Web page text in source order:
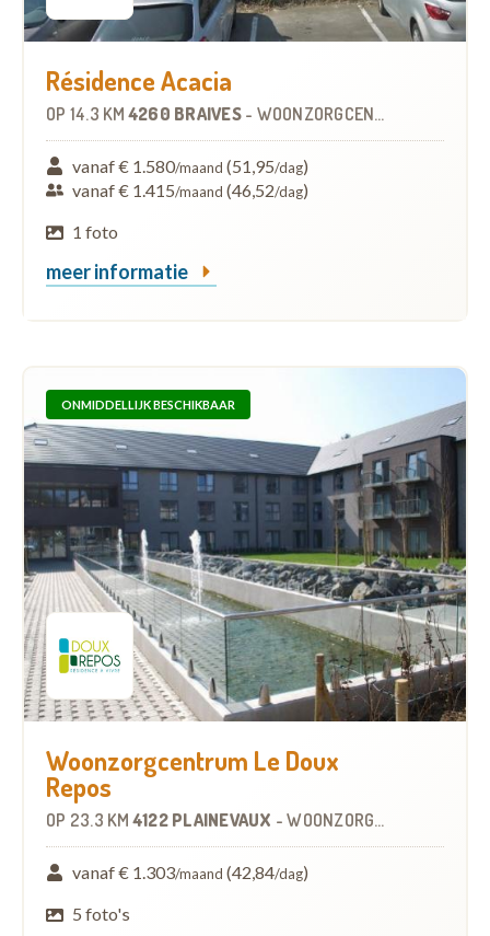
Résidence Acacia
OP 14.3 KM 4260 BRAIVES - WOONZORGCENTRUM (WZC)
vanaf € 1.580/maand (51,95/dag)
vanaf € 1.415/maand (46,52/dag)
1 foto
meer informatie
ONMIDDELLIJK BESCHIKBAAR
Woonzorgcentrum Le Doux
Repos
OP 23.3 KM 4122 PLAINEVAUX -WOONZORGCENTRUM (WZC)
vanaf € 1.303/maand (42,84/dag)
5 foto's